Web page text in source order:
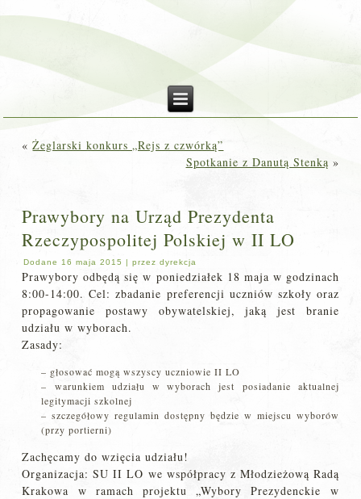
«Żeglarski konkurs „Rejs z czwórką”
Spotkanie z Danutą Stenką »
Prawybory na Urząd Prezydenta
Rzeczypospolitej Polskiej w II LO
Dodane 16 maja 2015 |przez dyrekcja
Prawybory odbędą się w poniedziałek 18 maja w godzinach
8:00-14:00. Cel: zbadanie preferencji uczniów szkoły oraz
propagowanie postawy obywatelskiej, jaką jest branie
udziału w wyborach.
Zasady:
– głosować mogą wszyscy uczniowie II LO
– warunkiem udziału w wyborach jest posiadanie aktualnej
legitymacji szkolnej
– szczegółowy regulamin dostępny będzie w miejscu wyborów
(przy portierni)
Zachęcamy do wzięcia udziału!
Organizacja: SU II LO we współpracy z Młodzieżową Radą
Krakowa w ramach projektu „Wybory Prezydenckie w